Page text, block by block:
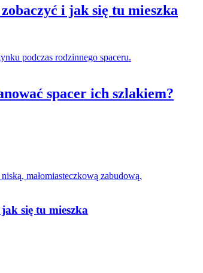
i jak się tu mieszka
spacer ich szlakiem?
się tu mieszka